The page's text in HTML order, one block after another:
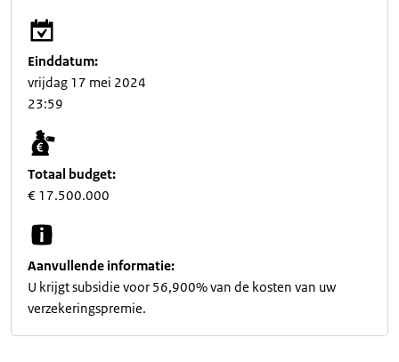
Einddatum:
vrijdag 17 mei 2024
23:59
Totaal budget:
€ 17.500.000
Aanvullende informatie:
U krijgt subsidie voor 56,900% van de kosten van uw
verzekeringspremie.